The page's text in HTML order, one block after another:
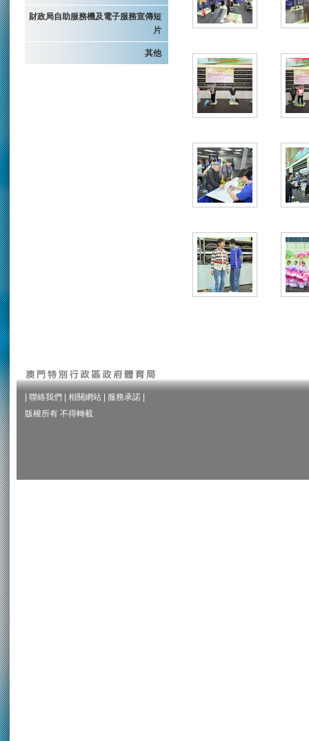
財政局自助服務機及電子服務宣傳短
片
其他
聯絡我們 相關網站 服務承諾
版權所有 不得轉載